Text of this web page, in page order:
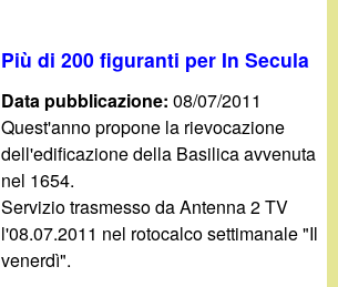
Più di 200 figuranti per In Secula
Data pubblicazione:08/07/2011
Quest'anno propone la rievocazione
dell'edificazione della Basilica avvenuta
nel 1654.
Servizio trasmesso da Antenna 2 TV
l'08.07.2011 nel rotocalco settimanale "Il
venerdì".